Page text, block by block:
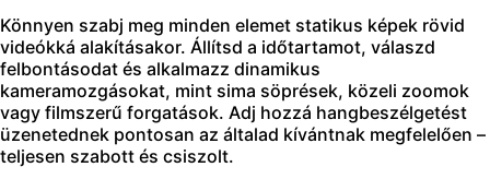
Könnyen szabj meg minden elemet statikus képek rövid
videókká alakításakor. Állítsd a időtartamot, válaszd
felbontásodat és alkalmazz dinamikus
kameramozgásokat, mint sima söprések, közeli zoomok
vagy filmszerű forgatások. Adj hozzá hangbeszélgetést
üzenetednek pontosan az általad kívántnak megfelelően –
teljesen szabott és csiszolt.